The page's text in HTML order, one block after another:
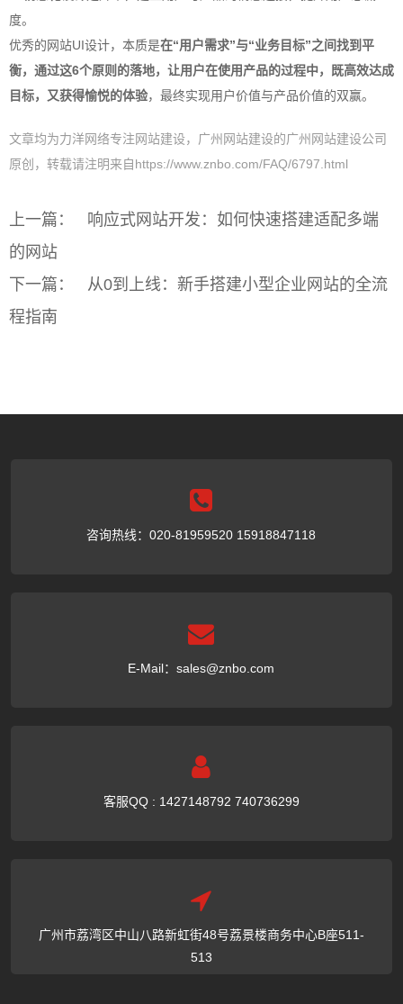
度。
优秀的网站UI设计，本质是在“用户需求”与“业务目标”之间找到平
衡，通过这6个原则的落地，让用户在使用产品的过程中，既高效达成
目标，又获得愉悦的体验，最终实现用户价值与产品价值的双赢。
文章均为力洋网络专注网站建设，广州网站建设的广州网站建设公司
原创，转载请注明来自https://www.znbo.com/FAQ/6797.html
上一篇：
响应式网站开发：如何快速搭建适配多端
的网站
下一篇：
从0到上线：新手搭建小型企业网站的全流
程指南
咨询热线：020-81959520 15918847118
E-Mail：sales@znbo.com
客服QQ : 1427148792 740736299
广州市荔湾区中山八路新虹街48号荔景楼商务中心B座511-
513